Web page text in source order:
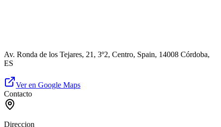
Av. Ronda de los Tejares, 21, 3º2, Centro, Spain, 14008 Córdoba,
ES
Ver en Google Maps
Contacto
Direccion